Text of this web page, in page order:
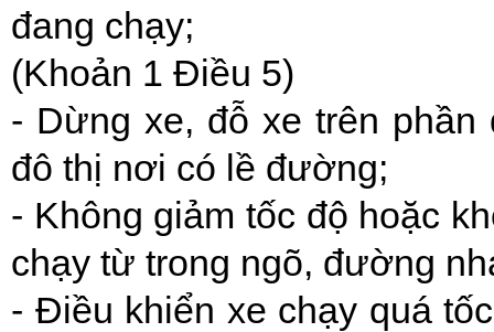
đang chạy;
(Khoản 1 Điều 5)
- Dừng xe, đỗ xe trên
đô thị nơi có lề đường;
- Không giảm tốc độ hoặc
chạy từ trong ngõ, đường
- Điều khiển xe chạy quá